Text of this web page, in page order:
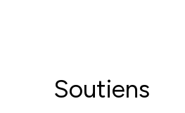
Soutiens